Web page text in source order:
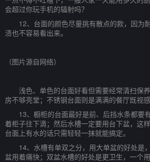
会超过你玩手机的辐射吗？
12、台面的颜色尽量挑有散点的款，因为
渍也不容易看出来。
（图片源自网络）
浅色、单色的台面好看但需要经常清扫保
房不够亮堂；不锈钢台面则是满满的餐厅既
13、橱柜的台面最好是前、后挡水条都要
着柜子往下滴；然后水槽一定要用台下盆，这
台面上有水的话只需轻轻一抹就能搞定。
14、水槽有单双之分，用大单盆的好处是
盆用着痛快；双盆水槽的好处是更卫生，一个